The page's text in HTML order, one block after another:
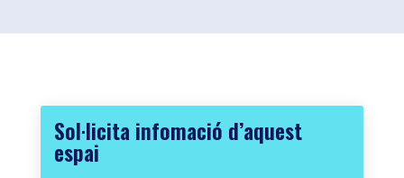
Sol·licita infomació d’aquest
espai